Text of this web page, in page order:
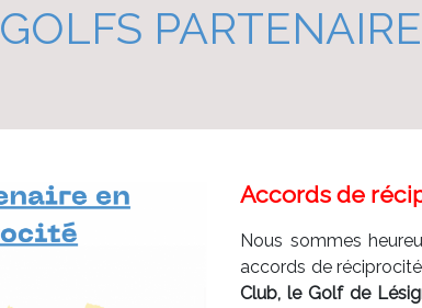
GOLFS
Accords de
Nous sommes
accords de
Club, le Golf de